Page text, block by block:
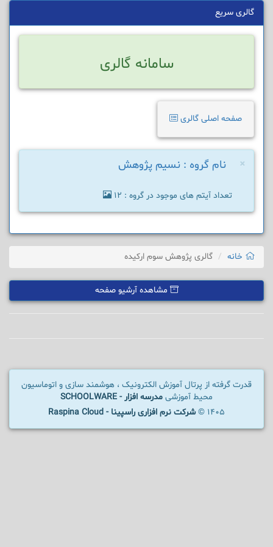
گالری سریع
سامانه گالری
صفحه اصلی گالری
× نام گروه : نسیم پژوهش
تعداد آیتم های موجود در گروه : 12
خانه گالری پژوهش سوم ارکیده
مشاهده آرشیو صفحه
قدرت گرفته از پرتال آموزش الکترونیک ، هوشمند سازی و اتوماسیون
محیط آموزشی مدرسه افزار - SCHOOLWARE
1405 ©
شرکت نرم افزاری راسپینا - Raspina Cloud